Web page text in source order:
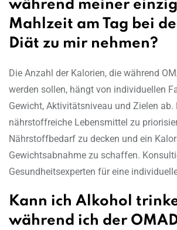
während meiner
Mahlzeit am Tag bei
Diät zu mir nehmen?
Die Anzahl der Kalorien, die während
werden sollen, hängt von individuellen
Gewicht, Aktivitätsniveau und Zielen ab.
nährstoffreiche Lebensmittel zu
Nährstoffbedarf zu decken und ein
Gewichtsabnahme zu schaffen.
Gesundheitsexperten für eine
Kann ich Alkohol
während ich der